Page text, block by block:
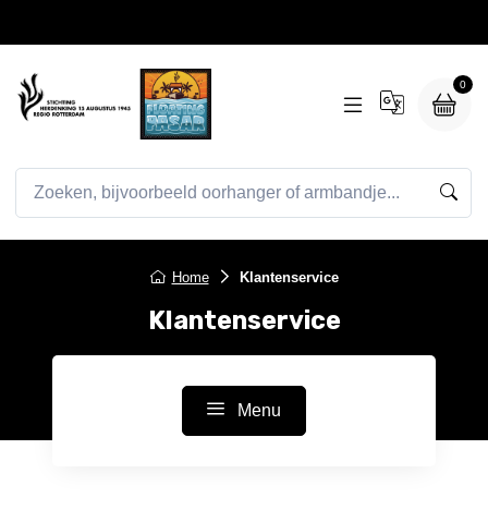
0
Home Klantenservice
Klantenservice
Menu